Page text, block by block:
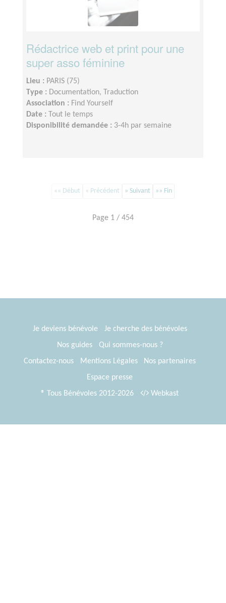
Rédactrice web et print pour une
super asso féminine
Lieu : PARIS (75)
Type : Documentation, Traduction
Association : Find Yourself
Date :
Tout le temps
Disponibilité demandée : 3-4h par semaine
«« Début « Précédent » Suivant »» Fin
Page 1 / 454
Je deviens bénévole
Je cherche des bénévoles
Nos guides
Qui sommes-nous ?
Contactez-nous
Mentions Légales
Nos partenaires
Espace presse
® Tous Bénévoles 2012-2026
Webkast